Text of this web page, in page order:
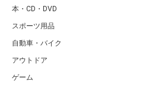
本・CD・DVD
スポーツ用品
自動車・バイク
アウトドア
ゲーム